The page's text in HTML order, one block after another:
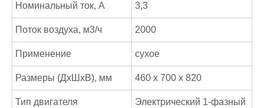
Номинальный ток, А 3,3
Поток воздуха, м3/ч 2000
Применение сухое
Размеры (ДхШхВ), мм 460 х 700 х 820
Тип двигателя Электрический 1-фазный